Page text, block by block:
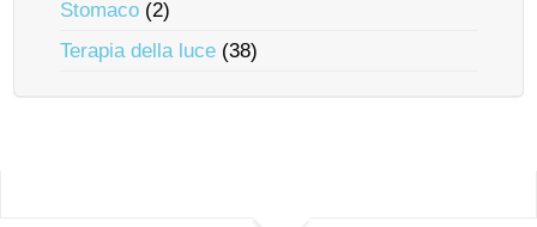
Stomaco (2)
Terapia della luce (38)